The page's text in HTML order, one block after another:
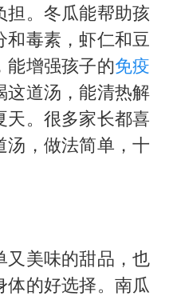
担。冬瓜能帮助孩
和毒素，虾仁和豆
能增强孩子的免疫
这道汤，能清热解
天。很多家长都喜
汤，做法简单，十
又美味的甜品，也
体的好选择。南瓜